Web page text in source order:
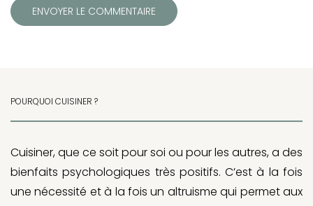
POURQUOI CUISINER ?
Cuisiner, que ce soit pour soi ou pour les autres, a des
bienfaits psychologiques très positifs. C’est à la fois
une nécessité et à la fois un altruisme qui permet aux